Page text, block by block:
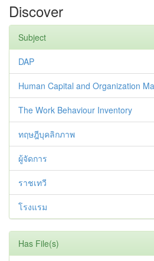
Discover
Subject
DAP
Human Capital and Organization
The Work Behaviour Inventory
ทฤษฎีบุคลิกภาพ
ผู้จัดการ
ราชเทวี
โรงแรม
Has File(s)